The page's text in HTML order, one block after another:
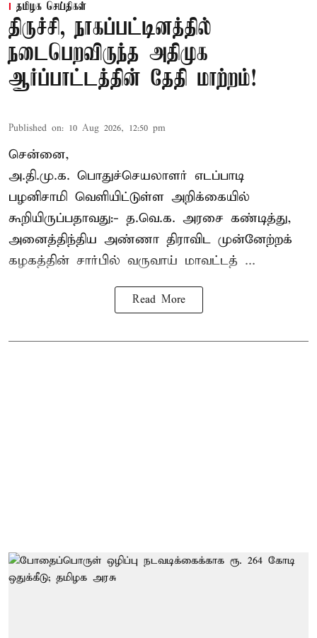
தமிழக செய்திகள்
திருச்சி, நாகப்பட்டினத்தில்
நடைபெறவிருந்த அதிமுக
ஆர்ப்பாட்டத்தின் தேதி மாற்றம்!
Published on: 10 Aug 2026, 12:50 pm
சென்னை,
அ.தி.மு.க. பொதுச்செயலாளர் எடப்பாடி
பழனிசாமி வெளியிட்டுள்ள அறிக்கையில்
கூறியிருப்பதாவது:- த.வெ.க. அரசை கண்டித்து,
அனைத்திந்திய அண்ணா திராவிட முன்னேற்றக்
கழகத்தின் சார்பில் வருவாய் மாவட்டத் ...
Read More